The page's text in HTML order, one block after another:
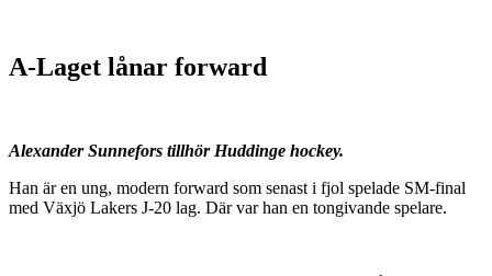
A-Laget lånar forward
Alexander Sunnefors tillhör Huddinge hockey.
Han är en ung, modern forward som senast i fjol spelade SM-final
med Växjö Lakers J-20 lag. Där var han en tongivande spelare.